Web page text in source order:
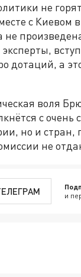
не
с Киевом
дотаций, а
воля
с
но и
не
и